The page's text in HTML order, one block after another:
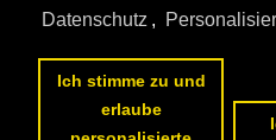
2 nächste Seite
Datenschutz ,
Ich stimme zu und
erlaube